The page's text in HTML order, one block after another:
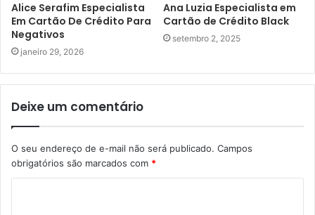
Alice Serafim Especialista
Em Cartão De Crédito Para
Negativos
janeiro 29, 2026
Ana Luzia Especialista em
Cartão de Crédito Black
setembro 2, 2025
Deixe um comentário
O seu endereço de e-mail não será publicado. Campos
obrigatórios são marcados com *